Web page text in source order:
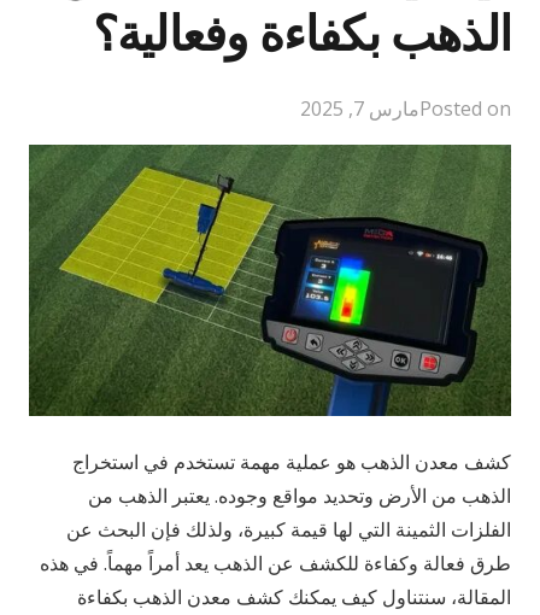
الذهب بكفاءة وفعالية؟
Posted onمارس 7, 2025
كشف معدن الذهب هو عملية مهمة تستخدم في استخراج
الذهب من الأرض وتحديد مواقع وجوده. يعتبر الذهب من
الفلزات الثمينة التي لها قيمة كبيرة، ولذلك فإن البحث عن
طرق فعالة وكفاءة للكشف عن الذهب يعد أمراً مهماً. في هذه
المقالة، سنتناول كيف يمكنك كشف معدن الذهب بكفاءة